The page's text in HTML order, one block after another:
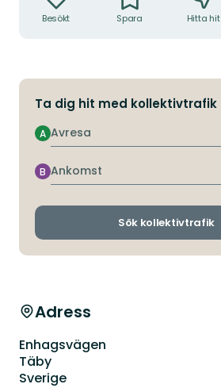
Besökt Spara Hitta hit
Ta dig hit med kollektivtrafik
Avresa
A
Ankomst
B
Sök kollektivtrafik
Adress
Enhagsvägen
Täby
Sverige